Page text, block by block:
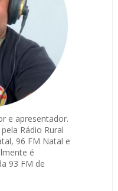
e apresentador.
Rádio Rural
96 FM Natal e
é
93 FM de